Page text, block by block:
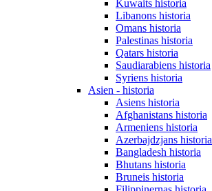
Kuwaits historia
Libanons historia
Omans historia
Palestinas historia
Qatars historia
Saudiarabiens historia
Syriens historia
Asien - historia
Asiens historia
Afghanistans historia
Armeniens historia
Azerbajdzjans historia
Bangladesh historia
Bhutans historia
Bruneis historia